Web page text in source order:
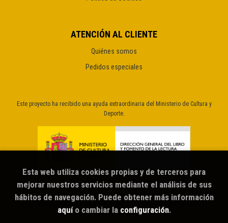
ATENCIÓN AL CLIENTE
Quiénes somos
Pedidos especiales
Este proyecto ha recibido una ayuda extraordinaria del Ministerio de Cultura y
Deporte.
Sputnik librería café
Grupo Trevenque
Esta web utiliza cookies propias y de terceros para
mejorar nuestros servicios mediante el análisis de sus
hábitos de navegación. Puede obtener más información
aquío cambiar la configuración.